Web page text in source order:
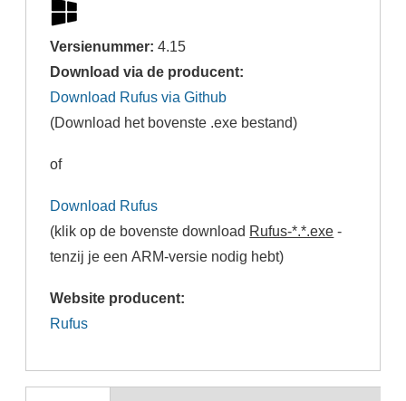
Versienummer:4.15
Download via de producent:
Download Rufus via Github
(Download het bovenste .exe bestand)
of
Download Rufus
(klik op de bovenste download Rufus-*.*.exe -
tenzij je een ARM-versie nodig hebt)
Website producent:
Rufus